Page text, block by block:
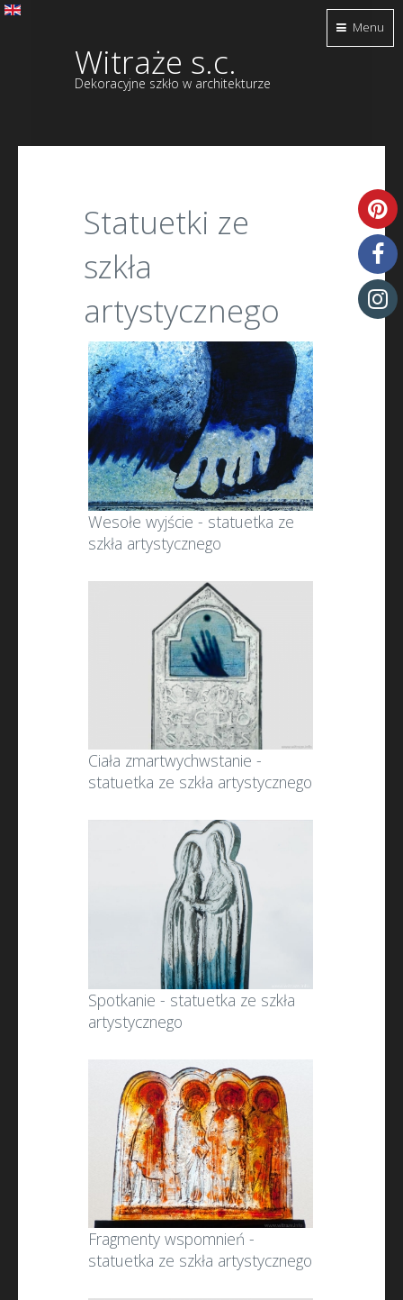
Witraże s.c.
Dekoracyjne szkło w architekturze
Statuetki ze
szkła
artystycznego
Wesołe wyjście - statuetka ze
szkła artystycznego
Ciała zmartwychwstanie -
statuetka ze szkła artystycznego
Spotkanie - statuetka ze szkła
artystycznego
Fragmenty wspomnień -
statuetka ze szkła artystycznego
Menu